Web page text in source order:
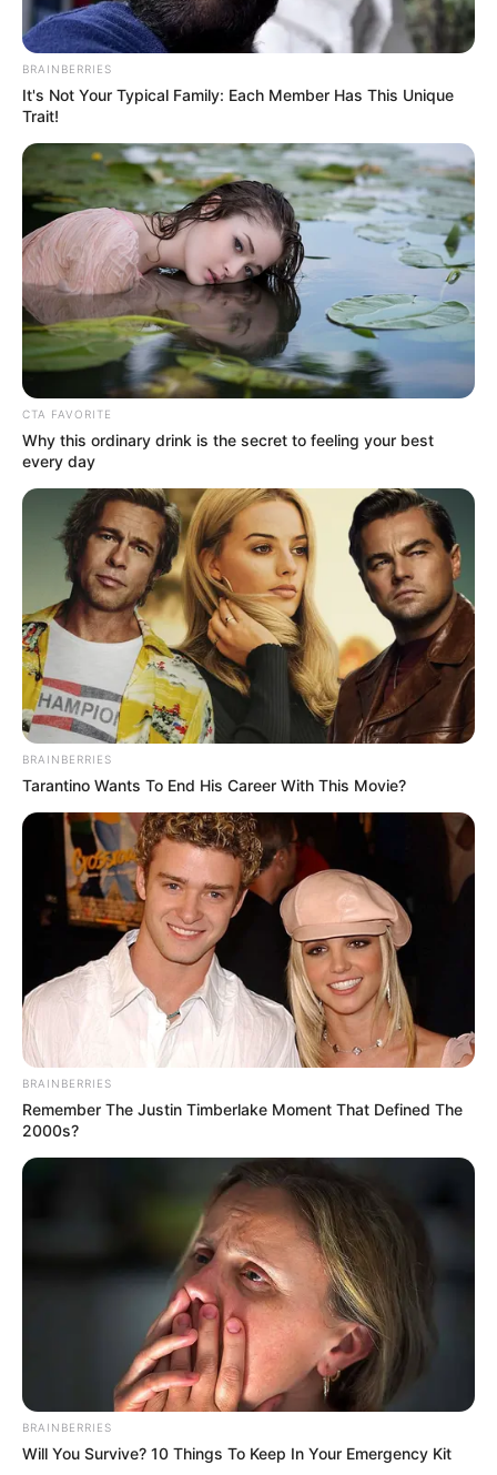
BRAINBERRIES
It's Not Your Typical Family: Each Member Has This Unique
Trait!
CTA FAVORITE
Why this ordinary drink is the secret to feeling your best
every day
BRAINBERRIES
Tarantino Wants To End His Career With This Movie?
BRAINBERRIES
Remember The Justin Timberlake Moment That Defined The
2000s?
BRAINBERRIES
Will You Survive? 10 Things To Keep In Your Emergency Kit